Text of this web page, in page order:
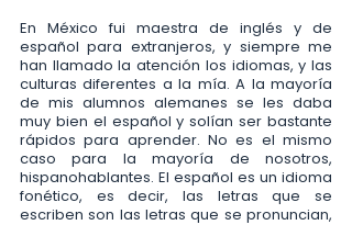
En México fui maestra de inglés y de
español para extranjeros, y siempre me
han llamado la atención los idiomas, y las
culturas diferentes a la mía. A la mayoría
de mis alumnos alemanes se les daba
muy bien el español y solían ser bastante
rápidos para aprender. No es el mismo
caso para la mayoría de nosotros,
hispanohablantes. El español es un idioma
fonético, es decir, las letras que se
escriben son las letras que se pronuncian,